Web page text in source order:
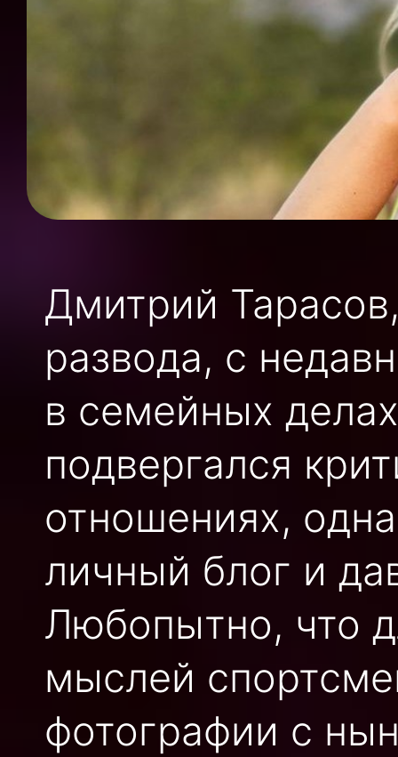
Дмитрий
развода, с
в семейных
подвергался
отношениях,
личный блог и
Любопытно, что
мыслей
фотографии с